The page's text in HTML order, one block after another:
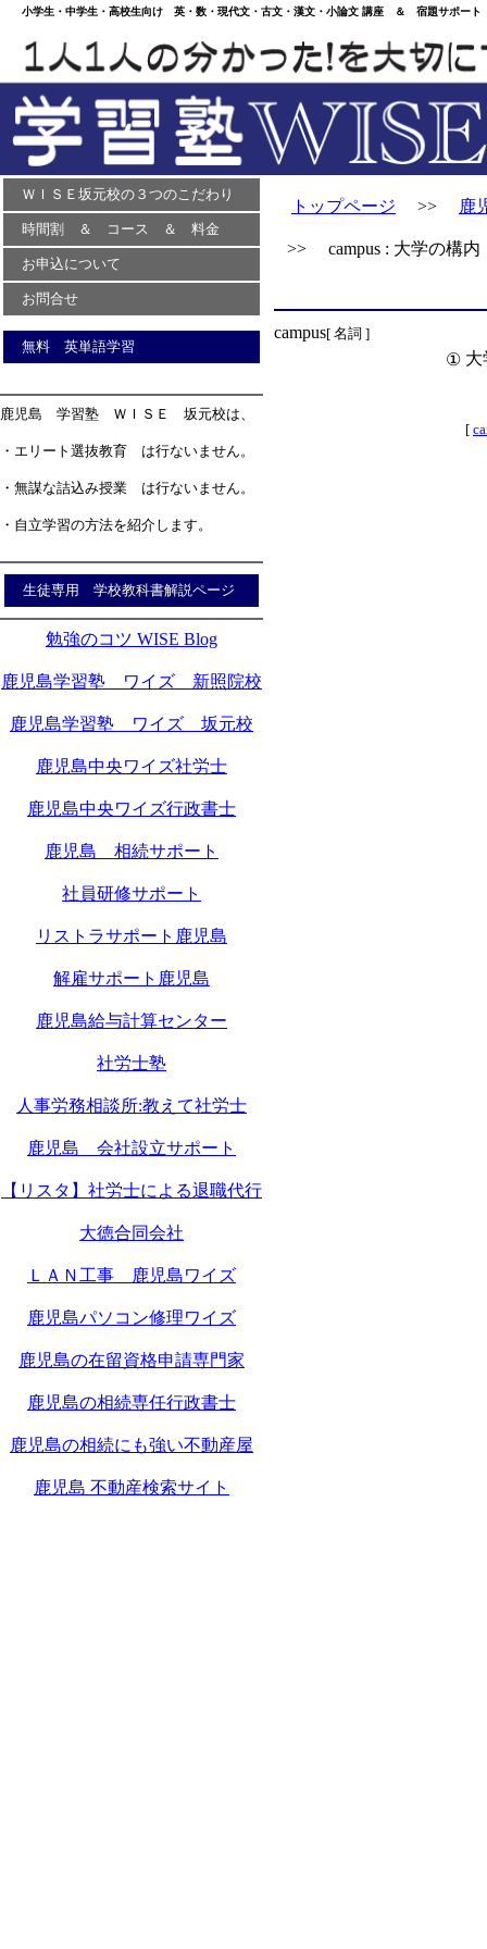
小学生・中学生・高校生向け 英・数・現代文・古文・漢文・小論文 講座 ＆ 宿題サポー
ＷＩＳＥ坂元校の３つのこだわり
時間割 ＆ コース ＆ 料金
お申込について
お問合せ
無料 英単語学習
鹿児島 学習塾 ＷＩＳＥ 坂元校は、
・エリート選抜教育 は行ないません。
・無謀な詰込み授業 は行ないません。
・自立学習の方法を紹介します。
生徒専用 学校教科書解説ページ
勉強のコツ WISE Blog
鹿児島学習塾 ワイズ 新照院校
鹿児島学習塾 ワイズ 坂元校
鹿児島中央ワイズ社労士
鹿児島中央ワイズ行政書士
鹿児島 相続サポート
社員研修サポート
リストラサポート鹿児島
解雇サポート鹿児島
鹿児島給与計算センター
社労士塾
人事労務相談所:教えて社労士
鹿児島 会社設立サポート
【リスタ】社労士による退職代行
大徳合同会社
ＬＡＮ工事 鹿児島ワイズ
鹿児島パソコン修理ワイズ
鹿児島の在留資格申請専門家
鹿児島の相続専任行政書士
鹿児島の相続にも強い不動産屋
鹿児島 不動産検索サイト
トップページ >> 鹿
>> campus : 大学の構内
campus[ 名詞 ]
① 大
[